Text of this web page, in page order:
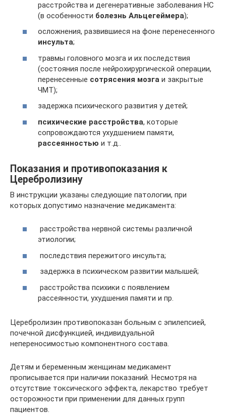
расстройства и дегенеративные заболевания НС
(в особенности болезнь Альцегеймера);
осложнения, развившиеся на фоне перенесенного
инсульта;
травмы головного мозга и их последствия
(состояния после нейрохирургической операции,
перенесенные сотрясения мозга и закрытые
ЧМТ);
задержка психического развития у детей;
психические расстройства, которые
сопровождаются ухудшением памяти,
рассеянностью и т.д..
Показания и противопоказания к
Церебролизину
В инструкции указаны следующие патологии, при
которых допустимо назначение медикамента:
расстройства нервной системы различной
этиологии;
последствия пережитого инсульта;
задержка в психическом развитии малышей;
расстройства психики с появлением
рассеянности, ухудшения памяти и пр.
Церебролизин противопоказан больным с эпилепсией,
почечной дисфункцией, индивидуальной
непереносимостью компонентного состава.
Детям и беременным женщинам медикамент
прописывается при наличии показаний. Несмотря на
отсутствие токсического эффекта, лекарство требует
осторожности при применении для данных групп
пациентов.